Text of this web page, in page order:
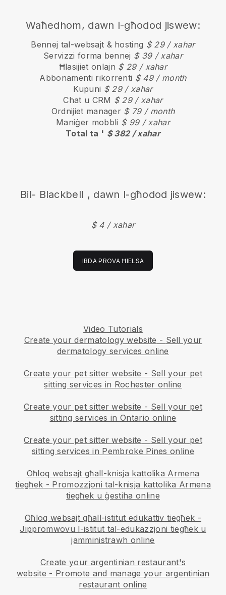
Waħedhom, dawn l-għodod jiswew:
Bennej tal-websajt & hosting $ 29 / xahar
Servizzi forma bennej $ 39 / xahar
Ħlasijiet onlajn $ 29 / xahar
Abbonamenti rikorrenti $ 49 / month
Kupuni $ 29 / xahar
Chat u CRM $ 29 / xahar
Ordnijiet manager $ 79 / month
Maniġer mobbli $ 99 / xahar
Total ta ' $ 382 / xahar
Bil- Blackbell , dawn l-għodod jiswew:
$ 4 / xahar
IBDA PROVA ĦIELSA
Video Tutorials
Create your dermatology website - Sell your
dermatology services online
Create your pet sitter website - Sell your pet
sitting services in Rochester online
Create your pet sitter website - Sell your pet
sitting services in Ontario online
Create your pet sitter website - Sell your pet
sitting services in Pembroke Pines online
Oħloq websajt għall-knisja kattolika Armena
tiegħek - Promozzjoni tal-knisja kattolika Armena
tiegħek u ġestiha online
Oħloq websajt għall-istitut edukattiv tiegħek -
Jippromwovu l-istitut tal-edukazzjoni tiegħek u
jamministrawh online
Create your argentinian restaurant's
website - Promote and manage your argentinian
restaurant online